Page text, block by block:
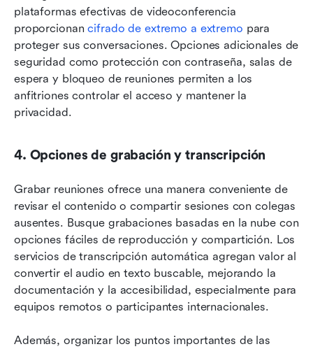
plataformas efectivas de videoconferencia
proporcionan cifrado de extremo a extremo para
proteger sus conversaciones. Opciones adicionales de
seguridad como protección con contraseña, salas de
espera y bloqueo de reuniones permiten a los
anfitriones controlar el acceso y mantener la
privacidad.
4. Opciones de grabación y transcripción
Grabar reuniones ofrece una manera conveniente de
revisar el contenido o compartir sesiones con colegas
ausentes. Busque grabaciones basadas en la nube con
opciones fáciles de reproducción y compartición. Los
servicios de transcripción automática agregan valor al
convertir el audio en texto buscable, mejorando la
documentación y la accesibilidad, especialmente para
equipos remotos o participantes internacionales.
Además, organizar los puntos importantes de las